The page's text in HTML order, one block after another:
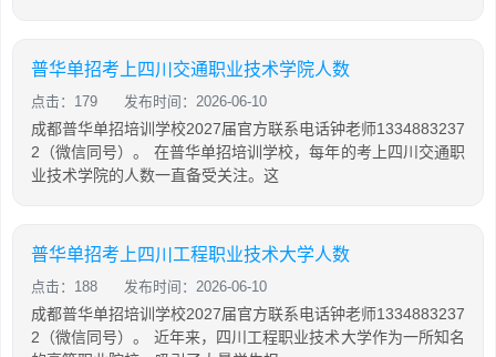
普华单招考上四川交通职业技术学院人数
点击：179 发布时间：2026-06-10
成都普华单招培训学校2027届官方联系电话钟老师1334883237
2（微信同号）。 在普华单招培训学校，每年的考上四川交通职
业技术学院的人数一直备受关注。这
普华单招考上四川工程职业技术大学人数
点击：188 发布时间：2026-06-10
成都普华单招培训学校2027届官方联系电话钟老师1334883237
2（微信同号）。 近年来，四川工程职业技术大学作为一所知名